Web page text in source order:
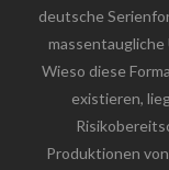
deutsche
Wieso diese
existieren,
Produktionen